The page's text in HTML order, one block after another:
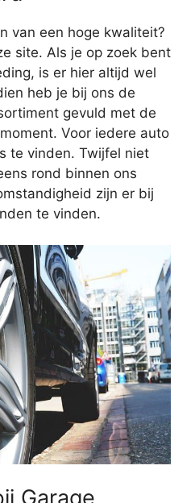
van een hoge kwaliteit?
site. Als je op zoek bent
is er hier altijd wel
heb je bij ons de
gevuld met de
Voor iedere auto
te vinden. Twijfel niet
rond binnen ons
zijn er bij
te vinden.
Garage